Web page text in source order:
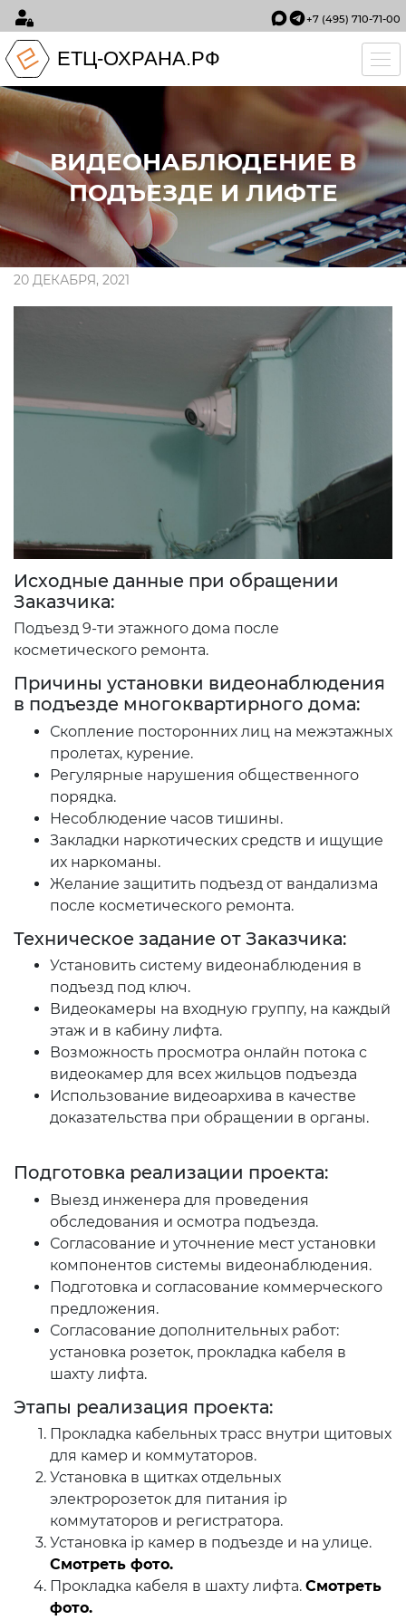
+7 (495) 710-71-00
ЕТЦ-ОХРАНА.РФ
ВИДЕОНАБЛЮДЕНИЕ В
ПОДЪЕЗДЕ И ЛИФТЕ
20 ДЕКАБРЯ, 2021
Исходные данные при обращении
Заказчика:
Подъезд 9-ти этажного дома после
косметического ремонта.
Причины установки видеонаблюдения
в подъезде многоквартирного дома:
Скопление посторонних лиц на межэтажных
пролетах, курение.
Регулярные нарушения общественного
порядка.
Несоблюдение часов тишины.
Закладки наркотических средств и ищущие
их наркоманы.
Желание защитить подъезд от вандализма
после косметического ремонта.
Техническое задание от Заказчика:
Установить систему видеонаблюдения в
подъезд под ключ.
Видеокамеры на входную группу, на каждый
этаж и в кабину лифта.
Возможность просмотра онлайн потока с
видеокамер для всех жильцов подъезда
Использование видеоархива в качестве
доказательства при обращении в органы.
Подготовка реализации проекта:
Выезд инженера для проведения
обследования и осмотра подъезда.
Согласование и уточнение мест установки
компонентов системы видеонаблюдения.
Подготовка и согласование коммерческого
предложения.
Согласование дополнительных работ:
установка розеток, прокладка кабеля в
шахту лифта.
Этапы реализация проекта:
Прокладка кабельных трасс внутри щитовых
для камер и коммутаторов.
Установка в щитках отдельных
электророзеток для питания ip
коммутаторов и регистратора.
Установка ip камер в подъезде и на улице.
Смотреть фото.
Прокладка кабеля в шахту лифта. Смотреть
фото.